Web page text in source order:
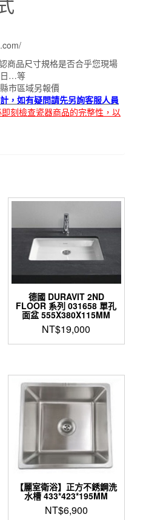
商品尺寸規格是否合乎您現場
日…等
市區域另報價
，如有疑問請先另詢客服人員
刻檢查瓷器商品的完整性，以
德國 DURAVIT 2ND
FLOOR 系列 031658 單孔
面盆 555X380X115MM
NT$19,000
【麗室衛浴】正方不銹鋼洗
水槽 433*423*195MM
NT$6,900